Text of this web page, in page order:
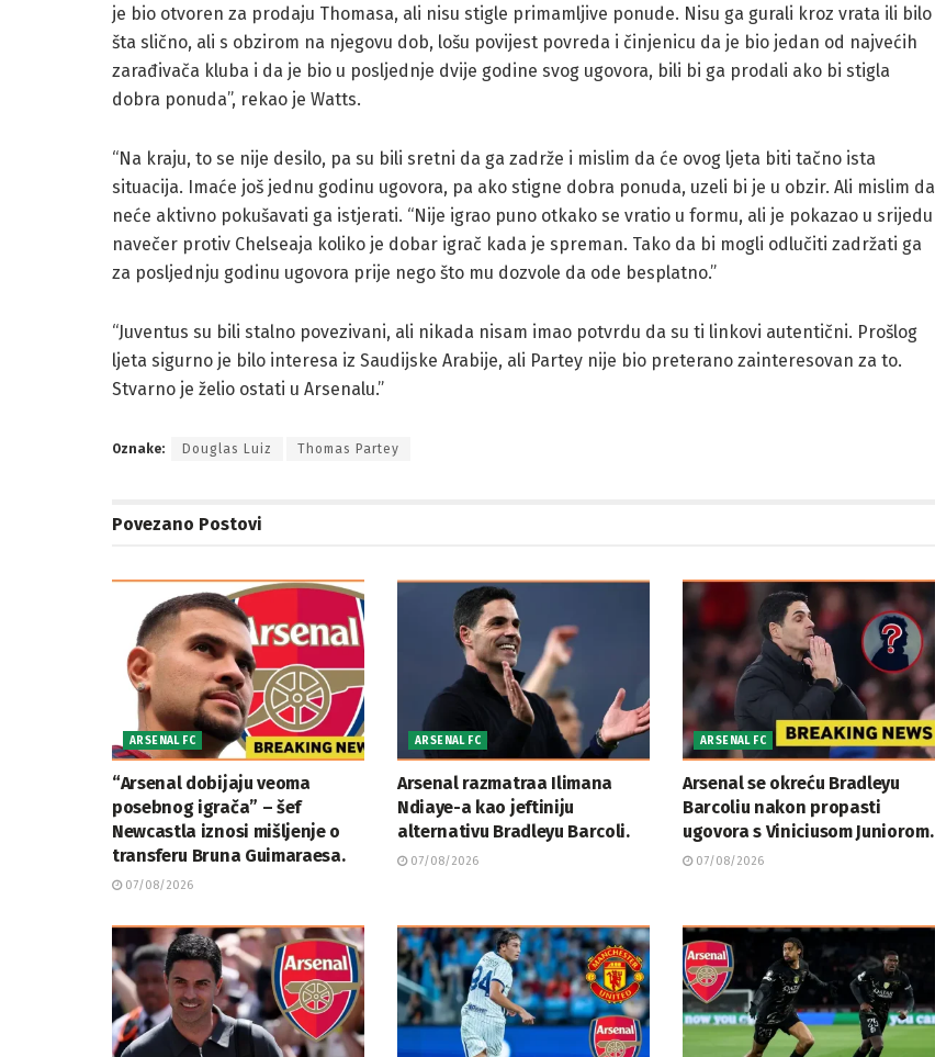
je bio otvoren za prodaju Thomasa, ali nisu stigle primamljive ponude. Nisu ga gurali kroz vrata ili bilo
šta slično, ali s obzirom na njegovu dob, lošu povijest povreda i činjenicu da je bio jedan od najvećih
zarađivača kluba i da je bio u posljednje dvije godine svog ugovora, bili bi ga prodali ako bi stigla
dobra ponuda”, rekao je Watts.
“Na kraju, to se nije desilo, pa su bili sretni da ga zadrže i mislim da će ovog ljeta biti tačno ista
situacija. Imaće još jednu godinu ugovora, pa ako stigne dobra ponuda, uzeli bi je u obzir. Ali mislim da
neće aktivno pokušavati ga istjerati. “Nije igrao puno otkako se vratio u formu, ali je pokazao u srijedu
navečer protiv Chelseaja koliko je dobar igrač kada je spreman. Tako da bi mogli odlučiti zadržati ga
za posljednju godinu ugovora prije nego što mu dozvole da ode besplatno.”
“Juventus su bili stalno povezivani, ali nikada nisam imao potvrdu da su ti linkovi autentični. Prošlog
ljeta sigurno je bilo interesa iz Saudijske Arabije, ali Partey nije bio preterano zainteresovan za to.
Stvarno je želio ostati u Arsenalu.”
Oznake: Douglas Luiz Thomas Partey
Povezano Postovi
ARSENAL FC
“Arsenal dobijaju veoma
posebnog igrača” – šef
Newcastla iznosi mišljenje o
transferu Bruna Guimaraesa.
07/08/2026
ARSENAL FC
Arsenal razmatraa Ilimana
Ndiaye-a kao jeftiniju
alternativu Bradleyu Barcoli.
07/08/2026
ARSENAL FC
Arsenal se okreću Bradleyu
Barcoliu nakon propasti
ugovora s Viniciusom Juniorom.
07/08/2026